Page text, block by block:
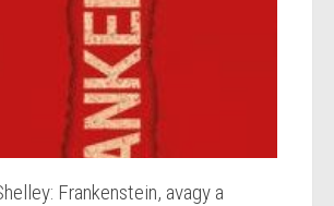
Frankenstein, avagy a